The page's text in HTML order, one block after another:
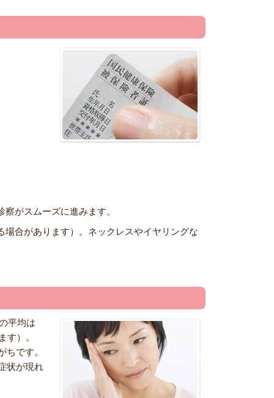
がスムーズに進みます。
合があります）。ネックレスやイヤリングな
平均は
す）。
です。
状が現れ